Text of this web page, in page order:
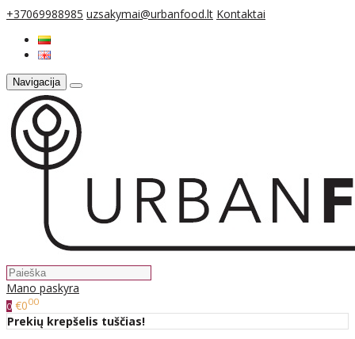
+37069988985 uzsakymai@urbanfood.lt Kontaktai
Navigacija
Mano paskyra
0 €000
Prekių krepšelis tuščias!